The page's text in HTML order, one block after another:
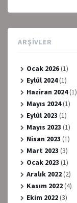
ARŞIVLER
Ocak 2026(1)
Eylül 2024(1)
Haziran 2024(1)
Mayıs 2024(1)
Eylül 2023 (1)
Mayıs 2023 (1)
Nisan 2023 (1)
Mart 2023 (3)
Ocak 2023 (1)
Aralık 2022(2)
Kasım 2022(4)
Ekim 2022(3)